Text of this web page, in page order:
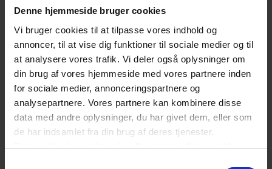
Denne hjemmeside bruger cookies
Vi bruger cookies til at tilpasse vores indhold og
annoncer, til at vise dig funktioner til sociale medier og til
at analysere vores trafik. Vi deler også oplysninger om
din brug af vores hjemmeside med vores partnere inden
for sociale medier, annonceringspartnere og
analysepartnere. Vores partnere kan kombinere disse
data med andre oplysninger, du har givet dem, eller som
de har indsamlet fra din brug af deres tjenester.
Du kan til enhver tid ændre eller trække dit samtykke
Dansk Erhverv understreger, at elektrificering er
rygraden i Danmarks grønne omstilling og en helt
central forudsætning for, at Danmark kan styrke
sin konkurrenceevne og øge sin
energiuafhængighed. Det gælder ikke mindst i
industrien og transportsektoren, hvor det
tekniske potentiale for elektrificering er stort,